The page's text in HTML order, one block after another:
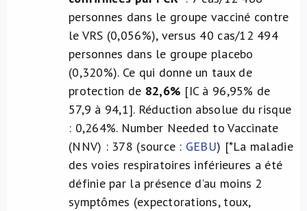
personnes dans le groupe vacciné contre
le VRS (0,056%), versus 40 cas/12 494
personnes dans le groupe placebo
(0,320%). Ce qui donne un taux de
protection de 82,6% [IC à 96,95% de
57,9 à 94,1]. Réduction absolue du risque
: 0,264%. Number Needed to Vaccinate
(NNV) : 378 (source : GEBU) [*La maladie
des voies respiratoires inférieures a été
définie par la présence d’au moins 2
symptômes (expectorations, toux,